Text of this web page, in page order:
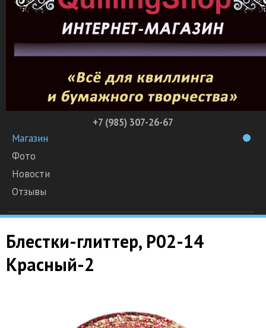
+7 (985) 307-26-67
Магазин
Фото
Новости
Отзывы
Блестки-глиттер, Р02-14
Красный-2